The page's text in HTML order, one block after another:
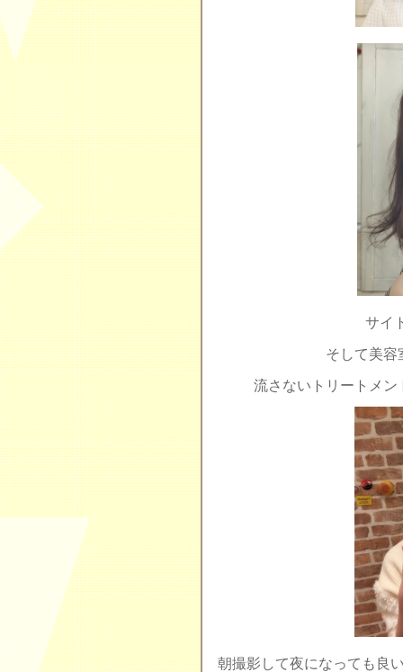
サイ
そして美容
流さないトリートメ
朝撮影して夜になっても良